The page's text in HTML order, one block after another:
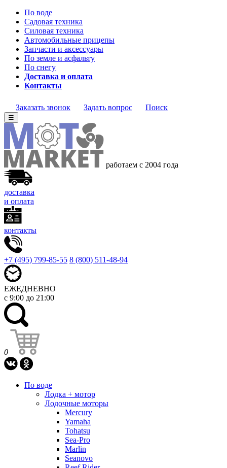
По воде
Садовая техника
Силовая техника
Автомобильные прицепы
Запчасти и аксессуары
По земле и асфальту
По снегу
Доставка и оплата
Контакты
Заказать звонок Задать вопрос Поиск
☰
работаем с 2004 года
доставка
и оплата
контакты
+7 (495) 799-85-55 8 (800) 511-48-94
ЕЖЕДНЕВНО
с 9:00 до 21:00
0
По воде
Лодка + мотор
Лодочные моторы
Mercury
Yamaha
Tohatsu
Sea-Pro
Marlin
Seanovo